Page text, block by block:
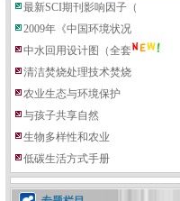
最新SCI期刊影响因子（
2009年《中国环境状况
中水回用设计图（全套
清洁焚烧处理技术焚烧
农业生态与环境保护
与孩子共享自然
生物多样性和农业
低碳生活方式手册